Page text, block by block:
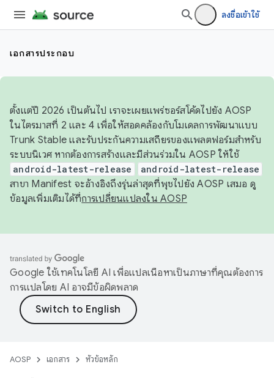
ลงชื่อเข้าใช้
เอกสารประกอบ
ตั้งแต่ปี 2026 เป็นต้นไป เราจะเผยแพร่ซอร์สโค้ดไปยัง AOSP
ในไตรมาสที่ 2 และ 4 เพื่อให้สอดคล้องกับโมเดลการพัฒนาแบบ
Trunk Stable และรับประกันความเสถียรของแพลตฟอร์มสำหรับ
ระบบนิเวศ หากต้องการสร้างและมีส่วนร่วมใน AOSP ให้ใช้
android-latest-release android-latest-release
สาขา Manifest จะอ้างอิงถึงรุ่นล่าสุดที่พุชไปยัง AOSP เสมอ ดู
ข้อมูลเพิ่มเติมได้ที่การเปลี่ยนแปลงใน AOSP
Google ใช้เทคโนโลยี AI เพื่อแปลเนื้อหาเป็นภาษาที่คุณต้องการ
การแปลโดย AI อาจมีข้อผิดพลาด
AOSP เอกสาร หัวข้อหลัก